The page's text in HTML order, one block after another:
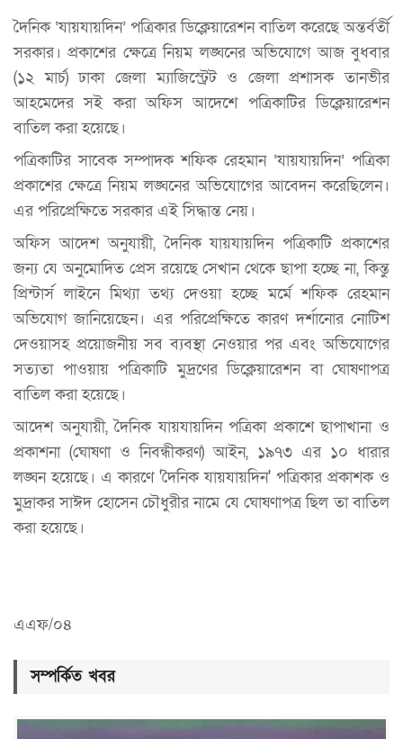
দৈনিক ‘যায়যায়দিন’ পত্রিকার ডিক্লেয়ারেশন বাতিল করেছে অন্তর্বর্তী
সরকার। প্রকাশের ক্ষেত্রে নিয়ম লঙ্ঘনের অভিযোগে আজ বুধবার
(১২ মার্চ) ঢাকা জেলা ম্যাজিস্ট্রেট ও জেলা প্রশাসক তানভীর
আহমেদের সই করা অফিস আদেশে পত্রিকাটির ডিক্লেয়ারেশন
বাতিল করা হয়েছে।
পত্রিকাটির সাবেক সম্পাদক শফিক রেহমান ‘যায়যায়দিন’ পত্রিকা
প্রকাশের ক্ষেত্রে নিয়ম লঙ্ঘনের অভিযোগের আবেদন করেছিলেন।
এর পরিপ্রেক্ষিতে সরকার এই সিদ্ধান্ত নেয়।
অফিস আদেশ অনুযায়ী, দৈনিক যায়যায়দিন পত্রিকাটি প্রকাশের
জন্য যে অনুমোদিত প্রেস রয়েছে সেখান থেকে ছাপা হচ্ছে না, কিন্তু
প্রিন্টার্স লাইনে মিথ্যা তথ্য দেওয়া হচ্ছে মর্মে শফিক রেহমান
অভিযোগ জানিয়েছেন। এর পরিপ্রেক্ষিতে কারণ দর্শানোর নোটিশ
দেওয়াসহ প্রয়োজনীয় সব ব্যবস্থা নেওয়ার পর এবং অভিযোগের
সত্যতা পাওয়ায় পত্রিকাটি মুদ্রণের ডিক্লেয়ারেশন বা ঘোষণাপত্র
বাতিল করা হয়েছে।
আদেশ অনুযায়ী, দৈনিক যায়যায়দিন পত্রিকা প্রকাশে ছাপাখানা ও
প্রকাশনা (ঘোষণা ও নিবন্ধীকরণ) আইন, ১৯৭৩ এর ১০ ধারার
লঙ্ঘন হয়েছে। এ কারণে 'দৈনিক যায়যায়দিন' পত্রিকার প্রকাশক ও
মুদ্রাকর সাঈদ হোসেন চৌধুরীর নামে যে ঘোষণাপত্র ছিল তা বাতিল
করা হয়েছে।
এএফ/০৪
সম্পর্কিত খবর